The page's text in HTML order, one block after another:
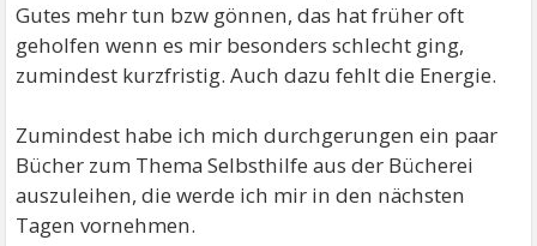
Gutes mehr tun bzw gönnen, das hat früher oft
geholfen wenn es mir besonders schlecht ging,
zumindest kurzfristig. Auch dazu fehlt die Energie.
Zumindest habe ich mich durchgerungen ein paar
Bücher zum Thema Selbsthilfe aus der Bücherei
auszuleihen, die werde ich mir in den nächsten
Tagen vornehmen.